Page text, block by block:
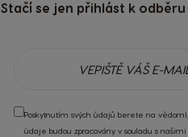
Stačí se jen přihlást k
Poskytnutím svých údajů berete na
údaje budou zpracovány v souladu s našimi